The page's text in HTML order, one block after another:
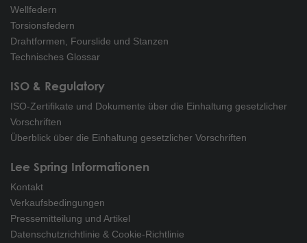
Wellfedern
Torsionsfedern
Drahtformen, Fourslide und Stanzen
Technisches Glossar
ISO & Regulatory
ISO-Zertifikate und Dokumente über die Einhaltung gesetzlicher
Vorschriften
Überblick über die Einhaltung gesetzlicher Vorschriften
Lee Spring Informationen
Kontakt
Verkaufsbedingungen
Pressemitteilung und Artikel
Datenschutzrichtlinie & Cookie-Richtlinie